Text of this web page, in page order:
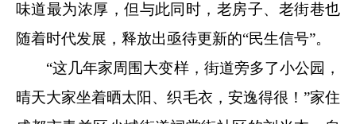
味道最为浓厚，但与此同时，老房子、老街巷也
随着时代发展，释放出亟待更新的“民生信号”。
“这几年家周围大变样，街道旁多了小公园，
晴天大家坐着晒太阳、织毛衣，安逸得很！”家住